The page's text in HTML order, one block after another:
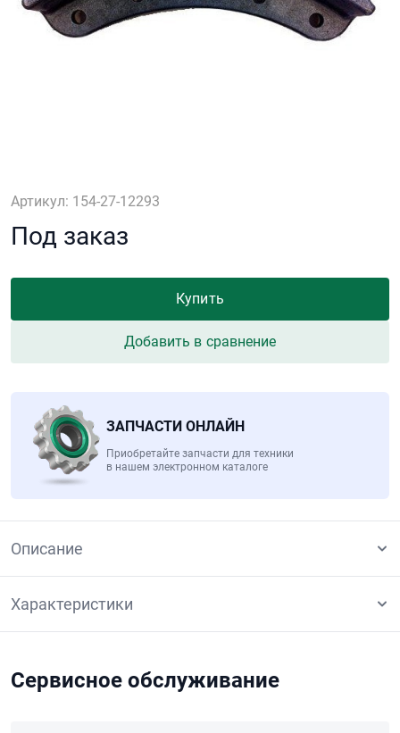
Артикул: 154-27-12293
Под заказ
Купить
Добавить в сравнение
ЗАПЧАСТИ ОНЛАЙН
Приобретайте запчасти для техники
в нашем электронном каталоге
Описание
Характеристики
Сервисное обслуживание